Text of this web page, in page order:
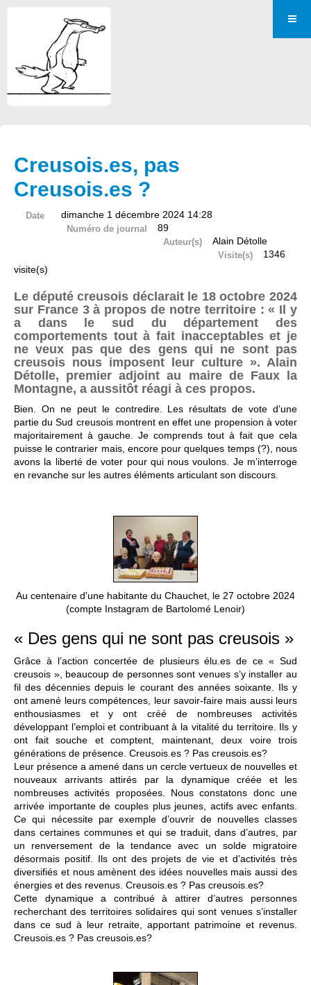
Creusois.es, pas
Creusois.es ?
Date dimanche 1 décembre 2024 14:28
Numéro de journal 89
Auteur(s) Alain Détolle
Visite(s)
1346
visite(s)
Le député creusois déclarait le 18 octobre 2024
sur France 3 à propos de notre territoire : « Il y
a dans le sud du département des
comportements tout à fait inacceptables et je
ne veux pas que des gens qui ne sont pas
creusois nous imposent leur culture ». Alain
Détolle, premier adjoint au maire de Faux la
Montagne, a aussitôt réagi à ces propos.
Bien. On ne peut le contredire. Les résultats de vote d’une
partie du Sud creusois montrent en effet une propension à voter
majoritairement à gauche. Je comprends tout à fait que cela
puisse le contrarier mais, encore pour quelques temps (?), nous
avons la liberté de voter pour qui nous voulons. Je m’interroge
en revanche sur les autres éléments articulant son discours.
Au centenaire d'une habitante du Chauchet, le 27 octobre 2024
(compte Instagram de Bartolomé Lenoir)
« Des gens qui ne sont pas creusois »
Grâce à l’action concertée de plusieurs élu.es de ce « Sud
creusois », beaucoup de personnes sont venues s’y installer au
fil des décennies depuis le courant des années soixante. Ils y
ont amené leurs compétences, leur savoir-faire mais aussi leurs
enthousiasmes et y ont créé de nombreuses activités
développant l’emploi et contribuant à la vitalité du territoire. Ils y
ont fait souche et comptent, maintenant, deux voire trois
générations de présence. Creusois.es ? Pas creusois.es?
Leur présence a amené dans un cercle vertueux de nouvelles et
nouveaux arrivants attirés par la dynamique créée et les
nombreuses activités proposées. Nous constatons donc une
arrivée importante de couples plus jeunes, actifs avec enfants.
Ce qui nécessite par exemple d’ouvrir de nouvelles classes
dans certaines communes et qui se traduit, dans d’autres, par
un renversement de la tendance avec un solde migratoire
désormais positif. Ils ont des projets de vie et d’activités très
diversifiés et nous amènent des idées nouvelles mais aussi des
énergies et des revenus. Creusois.es ? Pas creusois.es?
Cette dynamique a contribué à attirer d’autres personnes
recherchant des territoires solidaires qui sont venues s’installer
dans ce sud à leur retraite, apportant patrimoine et revenus.
Creusois.es ? Pas creusois.es?